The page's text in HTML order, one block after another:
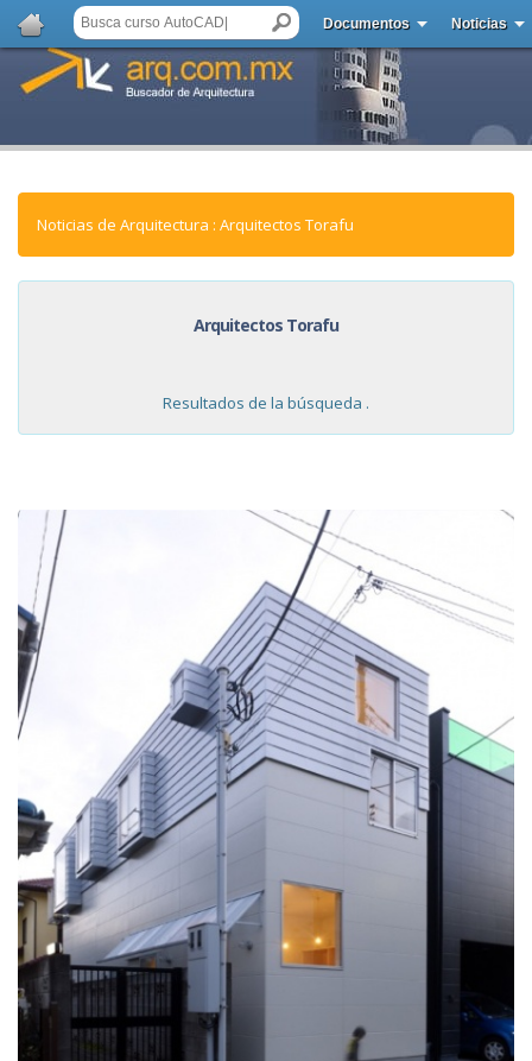
Documentos Noticias
Noticias de Arquitectura : Arquitectos Torafu
Arquitectos Torafu
Resultados de la búsqueda .